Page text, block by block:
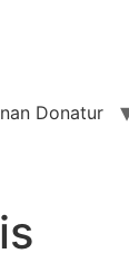
Donatur